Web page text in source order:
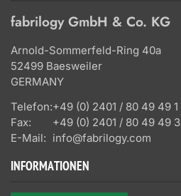
fabrilogy GmbH & Co. KG
Arnold-Sommerfeld-Ring 40a
52499 Baesweiler
GERMANY
Telefon:+49 (0) 2401 / 80 49 49 1
Fax:
+49 (0) 2401 / 80 49 49 3
E-Mail: info@fabrilogy.com
INFORMATIONEN